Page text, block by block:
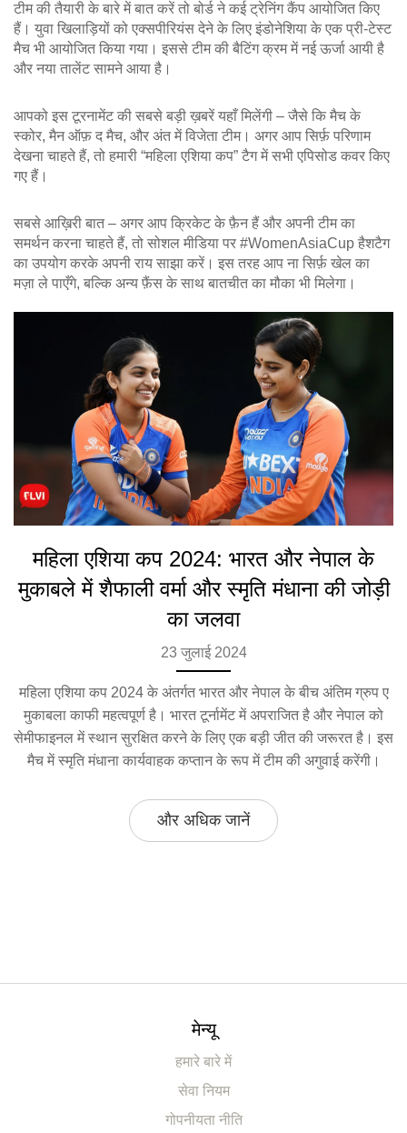
टीम की तैयारी के बारे में बात करें तो बोर्ड ने कई ट्रेनिंग कैंप आयोजित किए
हैं। युवा खिलाड़ियों को एक्सपीरियंस देने के लिए इंडोनेशिया के एक प्री‑टेस्ट
मैच भी आयोजित किया गया। इससे टीम की बैटिंग क्रम में नई ऊर्जा आयी है
और नया तालेंट सामने आया है।
आपको इस टूरनामेंट की सबसे बड़ी ख़बरें यहाँ मिलेंगी – जैसे कि मैच के
स्कोर, मैन ऑफ़ द मैच, और अंत में विजेता टीम। अगर आप सिर्फ़ परिणाम
देखना चाहते हैं, तो हमारी “महिला एशिया कप” टैग में सभी एपिसोड कवर किए
गए हैं।
सबसे आख़िरी बात – अगर आप क्रिकेट के फ़ैन हैं और अपनी टीम का
समर्थन करना चाहते हैं, तो सोशल मीडिया पर #WomenAsiaCup हैशटैग
का उपयोग करके अपनी राय साझा करें। इस तरह आप ना सिर्फ़ खेल का
मज़ा ले पाएँगे, बल्कि अन्य फ़ैंस के साथ बातचीत का मौका भी मिलेगा।
महिला एशिया कप 2024: भारत और नेपाल के
मुकाबले में शैफाली वर्मा और स्मृति मंधाना की जोड़ी
का जलवा
23 जुलाई 2024
महिला एशिया कप 2024 के अंतर्गत भारत और नेपाल के बीच अंतिम ग्रुप ए
मुकाबला काफी महत्वपूर्ण है। भारत टूर्नामेंट में अपराजित है और नेपाल को
सेमीफाइनल में स्थान सुरक्षित करने के लिए एक बड़ी जीत की जरूरत है। इस
मैच में स्मृति मंधाना कार्यवाहक कप्तान के रूप में टीम की अगुवाई करेंगी।
और अधिक जानें
मेन्यू
हमारे बारे में
सेवा नियम
गोपनीयता नीति